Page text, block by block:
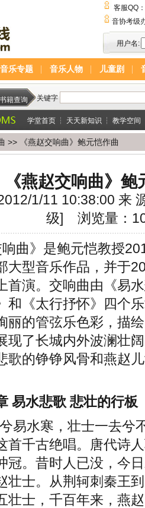
客服QQ：
音协考级
用户名:
音乐专题 音乐人物 儿童剧
学堂首页┆天天新知识┆教学空间
>> 《燕赵交响曲》鲍元恺作曲
《燕赵交响曲》鲍
1/11 10:38:00 来
级] 浏览量：
曲》是鲍元恺教授
大型音乐作品，并于
首演。交响曲由《易
和《太行抒怀》四个
丽的管弦乐色彩，描
现了长城内外波澜壮
歌的铮铮风骨和燕赵
易水悲歌 悲壮的行板
水寒，壮士一去兮
首千古绝唱。唐代诗
冠。昔时人已没，今
壮士。从荆轲刺秦王
壮士，千百年来，燕